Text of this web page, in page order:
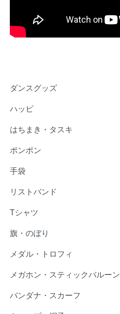
カテゴリー一覧
ダンスグッズ
ハッピ
はちまき・タスキ
ポンポン
手袋
リストバンド
Tシャツ
旗・のぼり
メダル・トロフィ
メガホン・スティックバルーン
バンダナ・スカーフ